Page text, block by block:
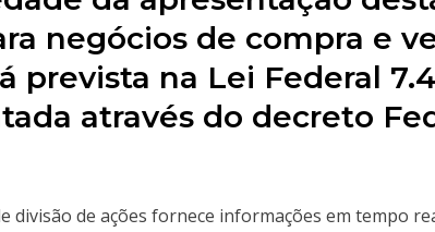
negócios de compra e
prevista na Lei Federal
através do decreto
divisão de ações fornece informações em tempo